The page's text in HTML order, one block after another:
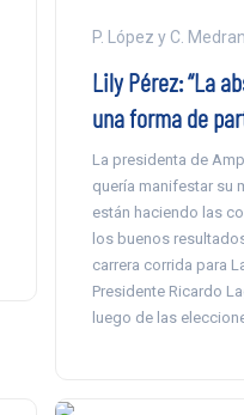
P. López y C.
Lily Pérez: “La
una forma de
La presidenta de
quería manifestar su
están haciendo las
los buenos
carrera corrida para
Presidente Ricardo
luego de las